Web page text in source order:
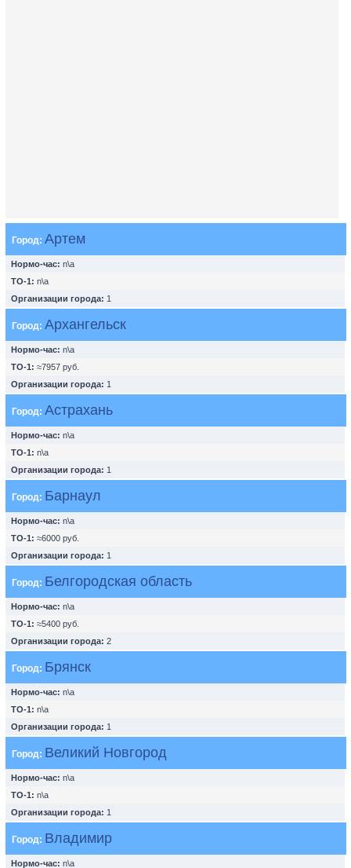
Город: Артем
Нормо-час: n\a
ТО-1: n\a
Организации города: 1
Город: Архангельск
Нормо-час: n\a
ТО-1: ≈7957 руб.
Организации города: 1
Город: Астрахань
Нормо-час: n\a
ТО-1: n\a
Организации города: 1
Город: Барнаул
Нормо-час: n\a
ТО-1: ≈6000 руб.
Организации города: 1
Город: Белгородская область
Нормо-час: n\a
ТО-1: ≈5400 руб.
Организации города: 2
Город: Брянск
Нормо-час: n\a
ТО-1: n\a
Организации города: 1
Город: Великий Новгород
Нормо-час: n\a
ТО-1: n\a
Организации города: 1
Город: Владимир
Нормо-час: n\a